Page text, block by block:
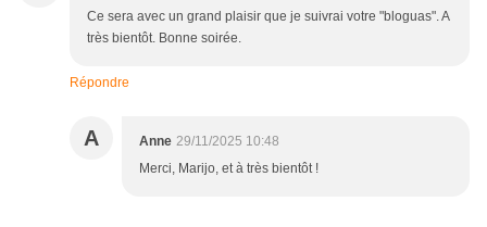
Ce sera avec un grand plaisir que je suivrai votre "bloguas". A
très bientôt. Bonne soirée.
Répondre
A Anne 29/11/2025 10:48
Merci, Marijo, et à très bientôt !